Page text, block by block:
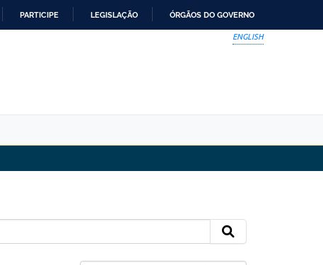
PARTICIPE LEGISLAÇÃO ÓRGÃOS DO GOVERNO
ENGLISH